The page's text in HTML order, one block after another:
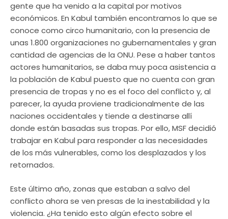
gente que ha venido a la capital por motivos
económicos. En Kabul también encontramos lo que se
conoce como circo humanitario, con la presencia de
unas 1.800 organizaciones no gubernamentales y gran
cantidad de agencias de la ONU. Pese a haber tantos
actores humanitarios, se daba muy poca asistencia a
la población de Kabul puesto que no cuenta con gran
presencia de tropas y no es el foco del conflicto y, al
parecer, la ayuda proviene tradicionalmente de las
naciones occidentales y tiende a destinarse allí
donde están basadas sus tropas. Por ello, MSF decidió
trabajar en Kabul para responder a las necesidades
de los más vulnerables, como los desplazados y los
retornados.
Este último año, zonas que estaban a salvo del
conflicto ahora se ven presas de la inestabilidad y la
violencia. ¿Ha tenido esto algún efecto sobre el